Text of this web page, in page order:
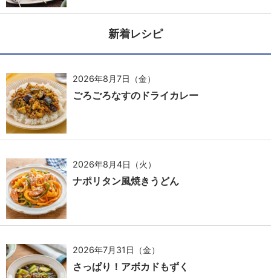
新着レシピ
2026年8月7日（金）
ごろごろなすのドライカレー
2026年8月4日（火）
ナポリタン風焼きうどん
2026年7月31日（金）
さっぱり！アボカドもずく